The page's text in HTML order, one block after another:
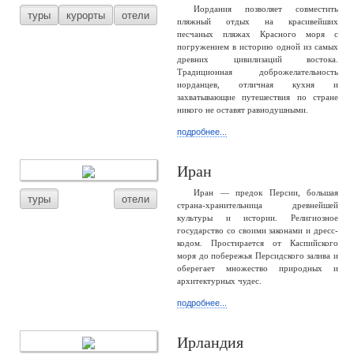
туры курорты отели
Иордания позволяет совместить
пляжный отдых на красивейших
песчаных пляжах Красного моря с
погружением в историю одной из самых
древних цивилизаций востока.
Традиционная доброжелательность
иорданцев, отличная кухня и
захватывающие путешествия по стране
никого не оставят равнодушными.
подробнее...
туры отели
Иран
Иран — предок Персии, большая
страна-хранительница древнейшей
культуры и истории. Религиозное
государство со своими законами и дресс-
кодом. Простирается от Каспийского
моря до побережья Персидского залива и
оберегает множество природных и
архитектурных чудес.
подробнее...
Ирландия